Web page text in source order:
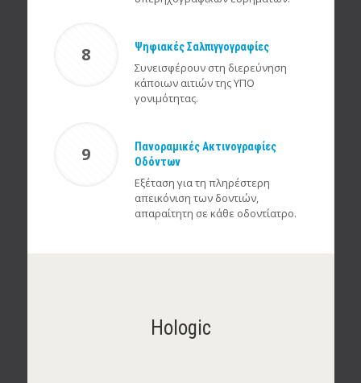
8 Ψηφιακές Σαλπιγγογραφίες
Συνεισφέρουν στη διερεύνηση
κάποιων αιτιών της ΥΠΟ
γονιμότητας.
9
Πανοραμικές Ακτινογραφίες
Οδόντων
Εξέταση για τη πληρέστερη
απεικόνιση των δοντιών,
απαραίτητη σε κάθε οδοντίατρο.
Hologic